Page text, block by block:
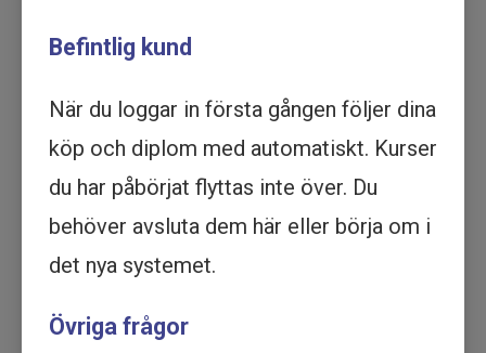
Köp - 1 495 kr
Prova ett delmoment
Personlig effektivitet och
Utbildning online
Befintlig kund
När du loggar in första gången följer dina
köp och diplom med automatiskt. Kurser
du har påbörjat flyttas inte över. Du
behöver avsluta dem här eller börja om i
det nya systemet.
Övriga frågor